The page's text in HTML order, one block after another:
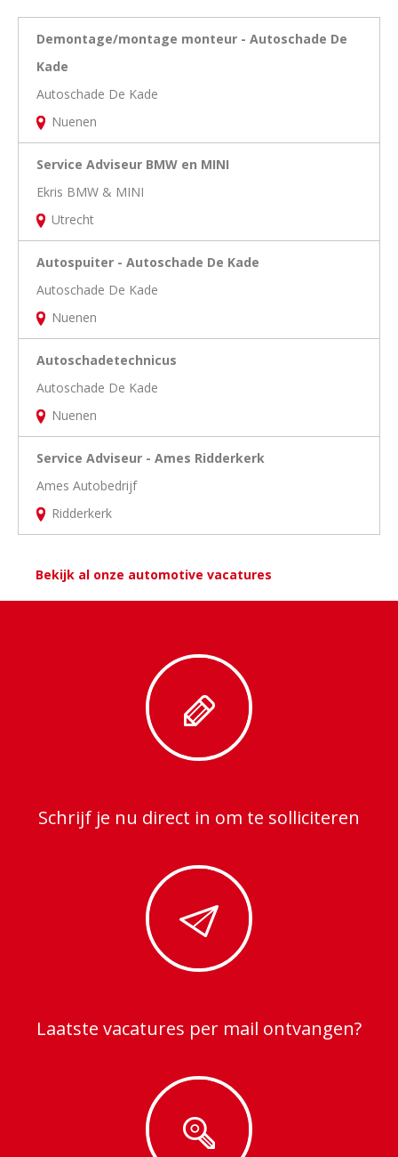
Demontage/montage monteur - Autoschade De
Kade
Autoschade De Kade
Nuenen
Service Adviseur BMW en MINI
Ekris BMW & MINI
Utrecht
Autospuiter - Autoschade De Kade
Autoschade De Kade
Nuenen
Autoschadetechnicus
Autoschade De Kade
Nuenen
Service Adviseur - Ames Ridderkerk
Ames Autobedrijf
Ridderkerk
Bekijk al onze automotive vacatures
Schrijf je nu direct in om te solliciteren
Laatste vacatures per mail ontvangen?